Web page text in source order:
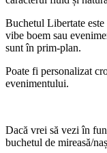
Buchetul Libertate
vibe boem sau
sunt în prim-plan.
Poate fi personalizat
evenimentului.
Dacă vrei să vezi în
buchetul de mireasă/